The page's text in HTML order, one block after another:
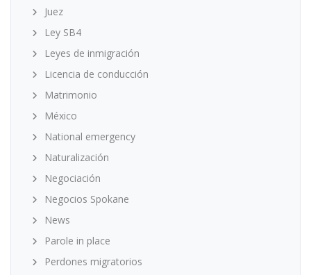
Juez
Ley SB4
Leyes de inmigración
Licencia de conducción
Matrimonio
México
National emergency
Naturalización
Negociación
Negocios Spokane
News
Parole in place
Perdones migratorios